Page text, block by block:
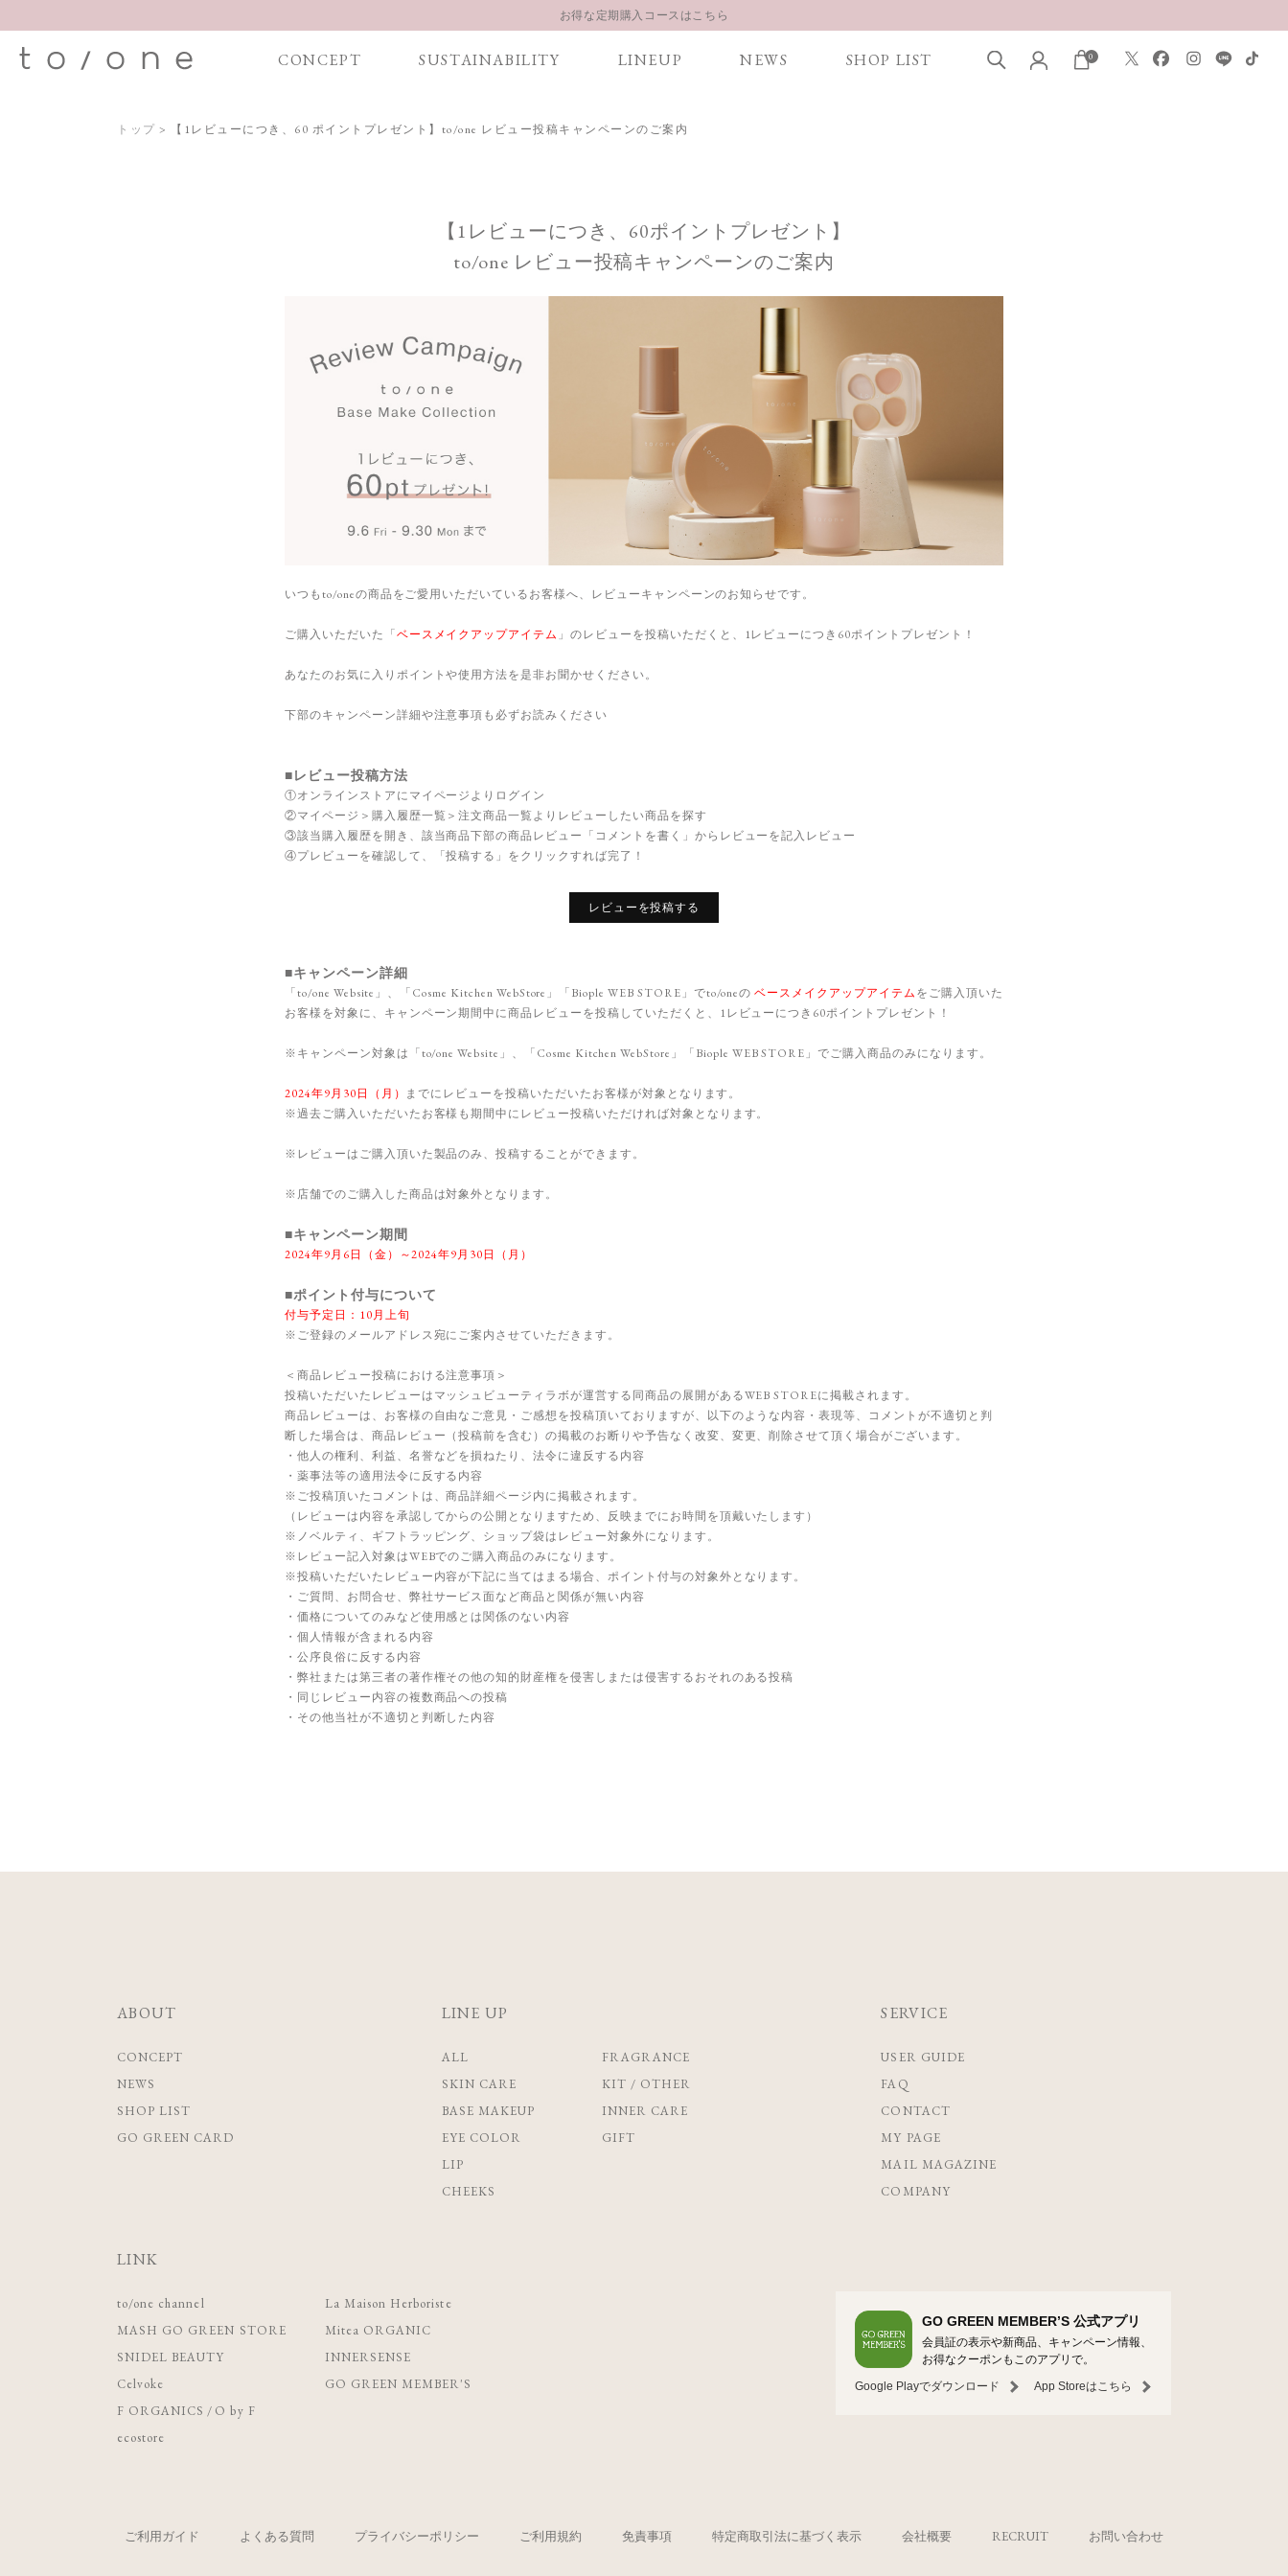
LINE お友達登録 500円OFFクーポンプレゼント
【重要】お盆期間中のお問い合わせと商品配送に関しまして
CONCEPT SUSTAINABILITY LINEUP NEWS SHOP LIST 0
トップ > 【1レビューにつき、60 ポイントプレゼント】to/one レビュー投稿キャンペーンのご案内
【1レビューにつき、 60ポイントプレゼント】
to/one レビュー投稿キャンペーンのご案内
いつもto/oneの商品をご愛用いただいているお客様へ、レビューキャンペーンのお知らせです。
ご購入いただいた「ベースメイクアップアイテム」のレビューを投稿いただくと、1レビューにつき60ポイントプレゼント！
あなたのお気に入りポイントや使用方法を是非お聞かせください。
下部のキャンペーン詳細や注意事項も必ずお読みください
■レビュー投稿方法
①オンラインストアにマイページよりログイン
②マイページ＞購入履歴一覧＞注文商品一覧よりレビューしたい商品を探す
③該当購入履歴を開き、該当商品下部の商品レビュー「コメントを書く」からレビューを記入レビュー
④プレビューを確認して、「投稿する」をクリックすれば完了！
レビューを投稿する
■キャンペーン詳細
「to/one Website」、「Cosme Kitchen WebStore」「Biople WEB STORE」でto/oneのベースメイクアップアイテムをご購入頂いた
お客様を対象に、キャンペーン期間中に商品レビューを投稿していただくと、1レビューにつき60ポイントプレゼント！
※キャンペーン対象は「to/one Website」、「Cosme Kitchen WebStore」「Biople WEB STORE」でご購入商品のみになります。
2024年9月30日（月） までにレビューを投稿いただいたお客様が対象となります。
※過去ご購入いただいたお客様も期間中にレビュー投稿いただければ対象となります。
※レビューはご購入頂いた製品のみ、投稿することができます。
※店舗でのご購入した商品は対象外となります。
■キャンペーン期間
2024年9月6日（金）～2024年9月30日（月）
■ポイント付与について
付与予定日：10月上旬
※ご登録のメールアドレス宛にご案内させていただきます。
＜商品レビュー投稿における注意事項＞
投稿いただいたレビューはマッシュビューティラボが運営する同商品の展開があるWEB STOREに掲載されます。
商品レビューは、お客様の自由なご意見・ご感想を投稿頂いておりますが、以下のような内容・表現等、コメントが不適切と判
断した場合は、商品レビュー（投稿前を含む）の掲載のお断りや予告なく改変、変更、削除させて頂く場合がございます。
・他人の権利、利益、名誉などを損ねたり、法令に違反する内容
・薬事法等の適用法令に反する内容
※ご投稿頂いたコメントは、商品詳細ページ内に掲載されます。
（レビューは内容を承認してからの公開となりますため、反映までにお時間を頂戴いたします）
※ノベルティ、ギフトラッピング、ショップ袋はレビュー対象外になります。
※レビュー記入対象はWEBでのご購入商品のみになります。
※投稿いただいたレビュー内容が下記に当てはまる場合、ポイント付与の対象外となります。
・ご質問、お問合せ、弊社サービス面など商品と関係が無い内容
・価格についてのみなど使用感とは関係のない内容
・個人情報が含まれる内容
・公序良俗に反する内容
・弊社または第三者の著作権その他の知的財産権を侵害しまたは侵害するおそれのある投稿
・同じレビュー内容の複数商品への投稿
・その他当社が不適切と判断した内容
ABOUT
CONCEPT
NEWS
SHOP LIST
GO GREEN CARD
LINE UP
ALL
SKIN CARE
BASE MAKEUP
EYE COLOR
LIP
CHEEKS
FRAGRANCE
KIT / OTHER
INNER CARE
GIFT
SERVICE
USER GUIDE
FAQ
CONTACT
MY PAGE
MAIL MAGAZINE
COMPANY
LINK
to/one channel
MASH GO GREEN STORE
SNIDEL BEAUTY
Celvoke
F ORGANICS / O by F
ecostore
La Maison Herboriste
Mitea ORGANIC
INNERSENSE
GO GREEN MEMBER'S
GO GREEN MEMBER’S 公式アプリ
会員証の表示や新商品、キャンペーン情報、
お得なクーポンもこのアプリで。
Google Playでダウンロード
App Storeはこちら
ご利用ガイド よくある質問 プライバシーポリシー ご利用規約 免責事項 特定商取引法に基づく表示 会社概要 RECRUIT お問い合わせ